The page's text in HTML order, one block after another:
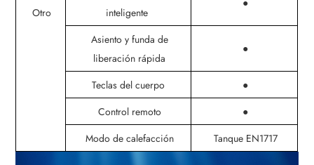
Otro
inteligente
●
Asiento y funda de
liberación rápida
●
Teclas del cuerpo
●
Control remoto
●
Modo de calefacción
Tanque EN1717